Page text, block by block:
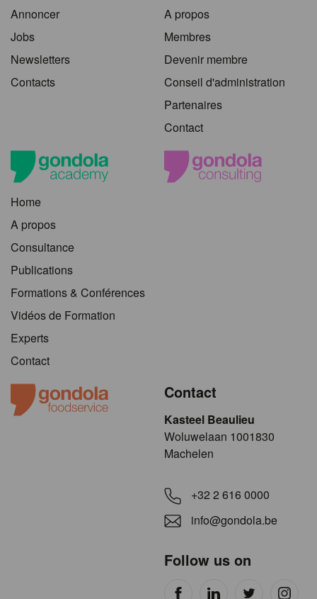
Annoncer
Jobs
Newsletters
Contacts
A propos
Membres
Devenir membre
Conseil d'administration
Partenaires
Contact
Home
A propos
Consultance
Publications
Formations & Conférences
Vidéos de Formation
Experts
Contact
Contact
Kasteel Beaulieu
​​​Woluwelaan 1001830
Machelen
+32 2 616 0000
info@gondola.be
Follow us on